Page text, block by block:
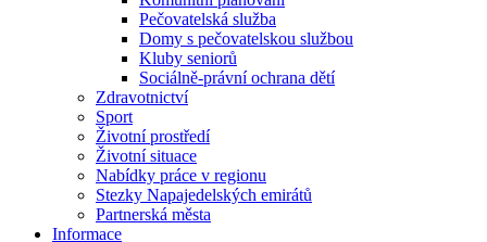
Pečovatelská služba
Domy s pečovatelskou službou
Kluby seniorů
Sociálně-právní ochrana dětí
Zdravotnictví
Sport
Životní prostředí
Životní situace
Nabídky práce v regionu
Stezky Napajedelských emirátů
Partnerská města
Informace